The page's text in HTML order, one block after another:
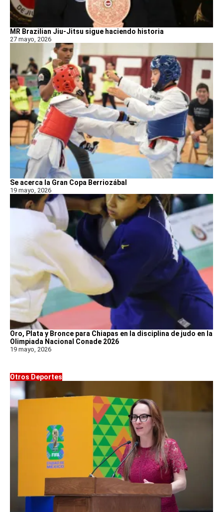
MR Brazilian Jiu-Jitsu sigue haciendo historia
27 mayo, 2026
Se acerca la Gran Copa Berriozábal
19 mayo, 2026
Oro, Plata y Bronce para Chiapas en la disciplina de judo en la
Olimpiada Nacional Conade 2026
19 mayo, 2026
Otros Deportes